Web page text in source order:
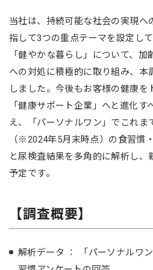
当社は、持続可能な社会の実現へ
指して3つの重点テーマを設定し
「健やかな暮らし」について、
への対処に積極的に取り組み、本
しました。今後もお客様の健康を
「健康サポート企業」へと進化
え、「パーソナルワン」でこれま
（※2024年5月末時点）の食習慣
と尿検査結果を多角的に解析し、
予定です。
【調査概要】
解析データ ： 「パーソナルワ